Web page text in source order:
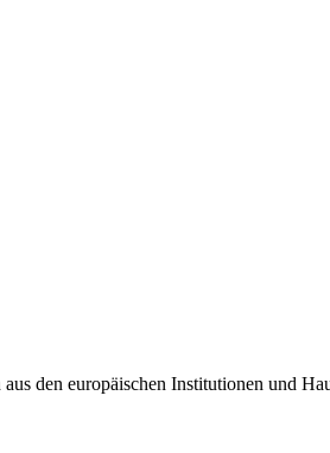
den europäischen Institutionen und